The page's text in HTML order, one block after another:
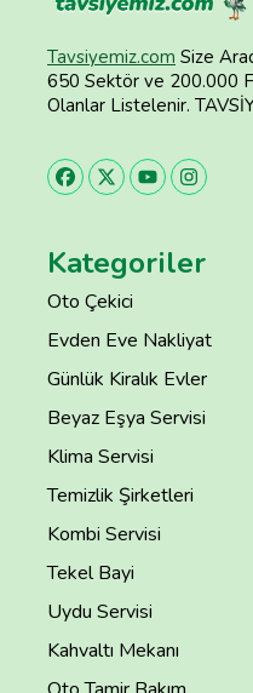
Tavsiyemiz.com Size
650 Sektör ve 200.000
Olanlar Listelenir.
Kategoriler
Oto Çekici
Evden Eve Nakliyat
Günlük Kiralık Evler
Beyaz Eşya Servisi
Klima Servisi
Temizlik Şirketleri
Kombi Servisi
Tekel Bayi
Uydu Servisi
Kahvaltı Mekanı